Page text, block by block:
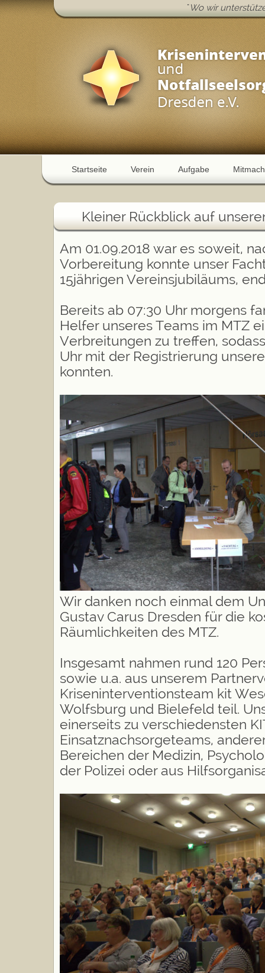
"Wo wir
Startseite Verein Aufgabe
Kleiner Rückblick auf
Am 01.09.2018 war es soweit,
Vorbereitung konnte unser
15jährigen Vereinsjubiläums,
Bereits ab 07:30 Uhr morgens
Helfer unseres Teams im MTZ
Verbreitungen zu treffen,
Uhr mit der Registrierung
konnten.
Wir danken noch einmal dem
Gustav Carus Dresden für die
Räumlichkeiten des MTZ.
Insgesamt nahmen rund 120
sowie u.a. aus unserem
Kriseninterventionsteam kit
Wolfsburg und Bielefeld teil.
einerseits zu verschiedensten
Einsatznachsorgeteams,
Bereichen der Medizin,
der Polizei oder aus